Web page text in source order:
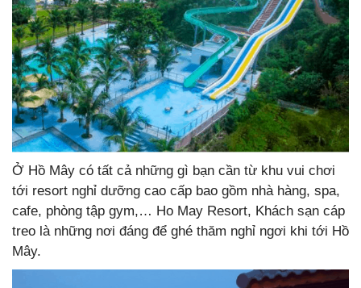
Ở Hồ Mây có tất cả những gì bạn cần từ khu vui chơi
tới resort nghỉ dưỡng cao cấp bao gồm nhà hàng, spa,
cafe, phòng tập gym,… Ho May Resort, Khách sạn cáp
treo là những nơi đáng để ghé thăm nghỉ ngơi khi tới Hồ
Mây.